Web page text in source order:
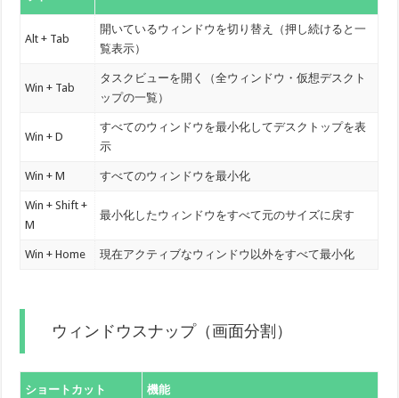
Alt + Tab
開いているウィンドウを切り替え（押し続けると一
覧表示）
Win + Tab
タスクビューを開く（全ウィンドウ・仮想デスクト
ップの一覧）
Win + D
すべてのウィンドウを最小化してデスクトップを表
示
Win + M すべてのウィンドウを最小化
Win + Shift +
M
最小化したウィンドウをすべて元のサイズに戻す
Win + Home 現在アクティブなウィンドウ以外をすべて最小化
ウィンドウスナップ（画面分割）
ショートカット 機能